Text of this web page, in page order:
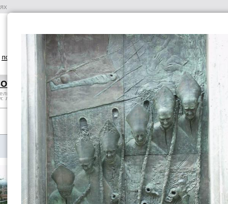
поиск отелей авиабилеты вопрос-ответ
ликбез
СТРАНЫ
справка, особенности, что
посмотреть
БРОНИРОВАНИЕ
отели, авиабилеты, аренда
авто